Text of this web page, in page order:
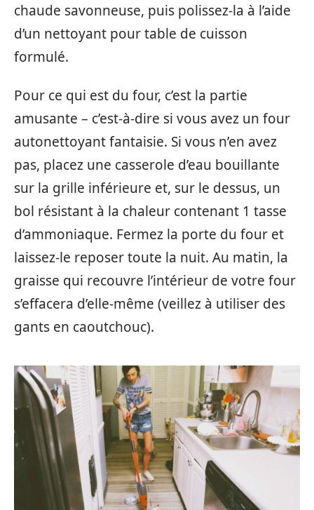
chaude savonneuse, puis polissez-la à l’aide
d’un nettoyant pour table de cuisson
formulé.
Pour ce qui est du four, c’est la partie
amusante – c’est-à-dire si vous avez un four
autonettoyant fantaisie. Si vous n’en avez
pas, placez une casserole d’eau bouillante
sur la grille inférieure et, sur le dessus, un
bol résistant à la chaleur contenant 1 tasse
d’ammoniaque. Fermez la porte du four et
laissez-le reposer toute la nuit. Au matin, la
graisse qui recouvre l’intérieur de votre four
s’effacera d’elle-même (veillez à utiliser des
gants en caoutchouc).